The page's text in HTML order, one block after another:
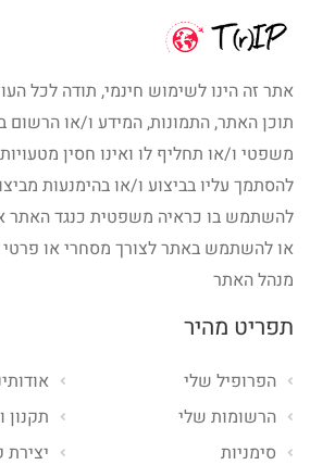
אתר זה הינו לשימוש חינמי, תודה לכל
תוכן האתר, התמונות, המידע ו/או הרשום
משפטי ו/או תחליף לו ואינו חסין
להסתמך עליו בביצוע ו/או בהימנעות
להשתמש בו כראיה משפטית כנגד האתר
או להשתמש באתר לצורך מסחרי או
מנהל האתר
תפריט מהיר
תקנון
הפרופיל שלי
הרשומות שלי
סימניות